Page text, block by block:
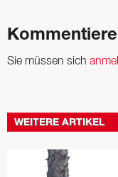
Sie müssen sich
WEITERE ARTIKEL